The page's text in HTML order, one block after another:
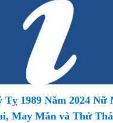
1989 Năm 2024 Nữ
May Mắn và Thử